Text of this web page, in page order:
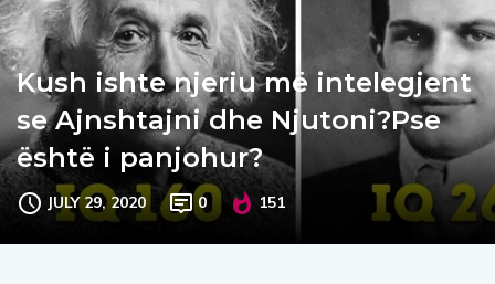
Kush ishte njeriu më intelegjent
se Ajnshtajni dhe Njutoni?Pse
është i panjohur?
JULY 29, 2020 0 151